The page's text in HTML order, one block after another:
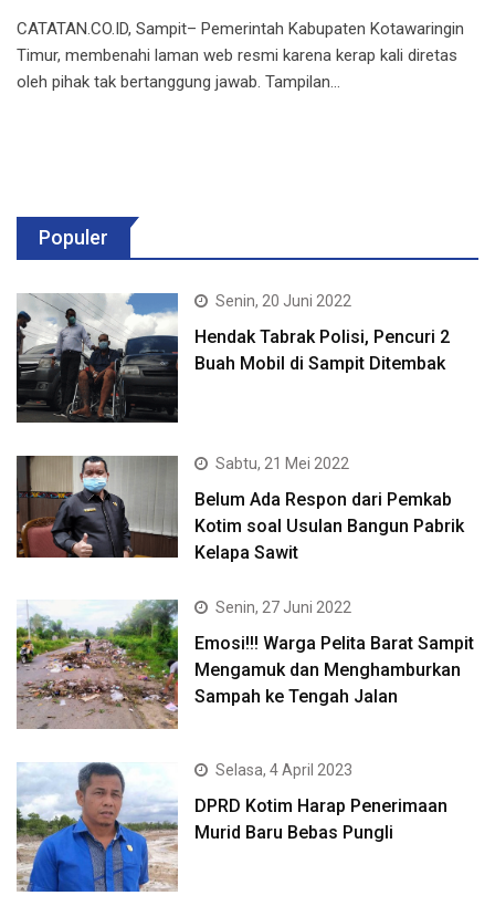
CATATAN.CO.ID, Sampit– Pemerintah Kabupaten Kotawaringin
Timur, membenahi laman web resmi karena kerap kali diretas
oleh pihak tak bertanggung jawab. Tampilan…
Populer
Senin, 20 Juni 2022
Hendak Tabrak Polisi, Pencuri 2
Buah Mobil di Sampit Ditembak
Sabtu, 21 Mei 2022
Belum Ada Respon dari Pemkab
Kotim soal Usulan Bangun Pabrik
Kelapa Sawit
Senin, 27 Juni 2022
Emosi!!! Warga Pelita Barat Sampit
Mengamuk dan Menghamburkan
Sampah ke Tengah Jalan
Selasa, 4 April 2023
DPRD Kotim Harap Penerimaan
Murid Baru Bebas Pungli